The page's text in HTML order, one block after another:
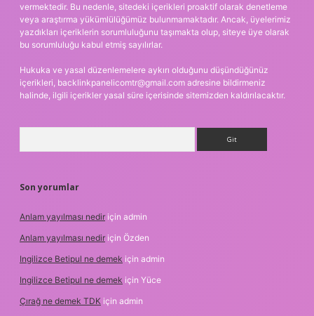
vermektedir. Bu nedenle, sitedeki içerikleri proaktif olarak denetleme
veya araştırma yükümlülüğümüz bulunmamaktadır. Ancak, üyelerimiz
yazdıkları içeriklerin sorumluluğunu taşımakta olup, siteye üye olarak
bu sorumluluğu kabul etmiş sayılırlar.
Hukuka ve yasal düzenlemelere aykırı olduğunu düşündüğünüz
içerikleri, backlinkpanelicomtr@gmail.com adresine bildirmeniz
halinde, ilgili içerikler yasal süre içerisinde sitemizden kaldırılacaktır.
Son yorumlar
Anlam yayılması nedir için admin
Anlam yayılması nedir için Özden
Ingilizce Betipul ne demek için admin
Ingilizce Betipul ne demek için Yüce
Çırağ ne demek TDK için admin